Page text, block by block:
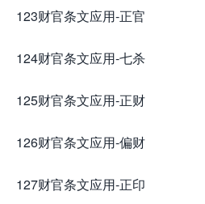
123财官条文应用-正官
124财官条文应用-七杀
125财官条文应用-正财
126财官条文应用-偏财
127财官条文应用-正印